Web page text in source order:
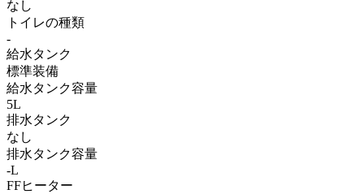
なし
トイレの種類
-
給水タンク
標準装備
給水タンク容量
5L
排水タンク
なし
排水タンク容量
-L
FFヒーター